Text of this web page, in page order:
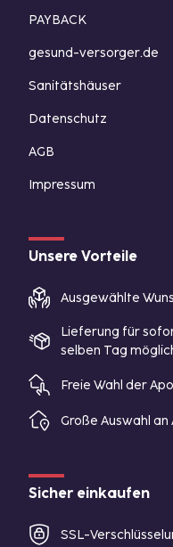
PAYBACK
gesund-versorger.de
Sanitätshäuser
Datenschutz
AGB
Impressum
Unsere Vorteile
Ausgewählte
Lieferung für
selben Tag
Freie Wahl der
Große Auswahl
Sicher einkaufen
SSL-